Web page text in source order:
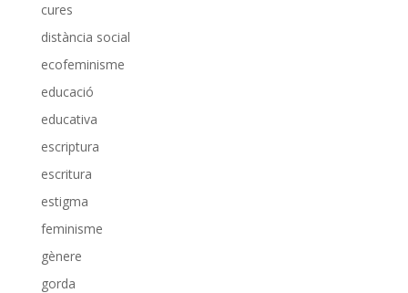
cures
distància social
ecofeminisme
educació
educativa
escriptura
escritura
estigma
feminisme
gènere
gorda